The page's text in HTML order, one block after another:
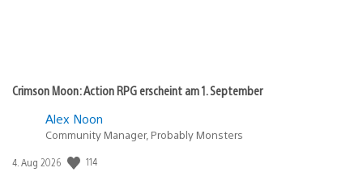
Crimson Moon: Action RPG erscheint am 1. September
Alex Noon
Community Manager, Probably Monsters
Veröffentlichungsdatum:
4. Aug 2026 114